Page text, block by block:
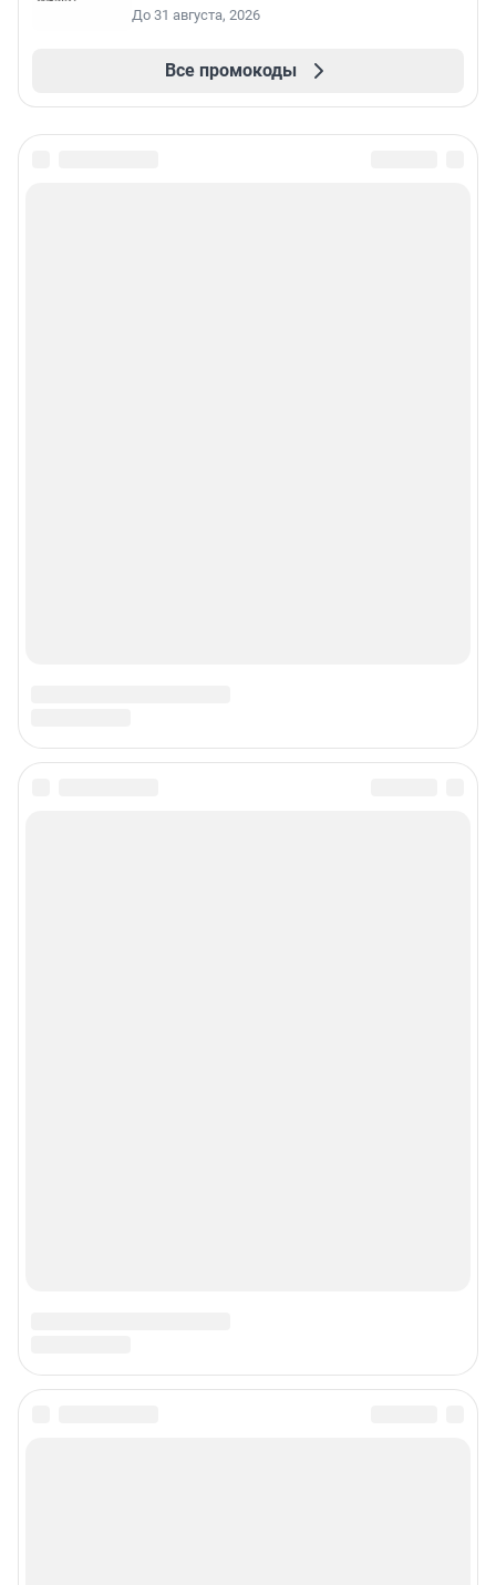
До 31 августа, 2026
Все промокоды